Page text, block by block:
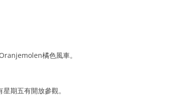
橘色風車。
星期五有開放參觀。